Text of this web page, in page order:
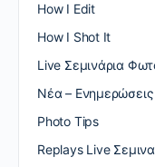
How I Edit
How I Shot It
Live Σεμινάρια
Nέα – Ενημερώσεις
Photo Tips
Replays Live